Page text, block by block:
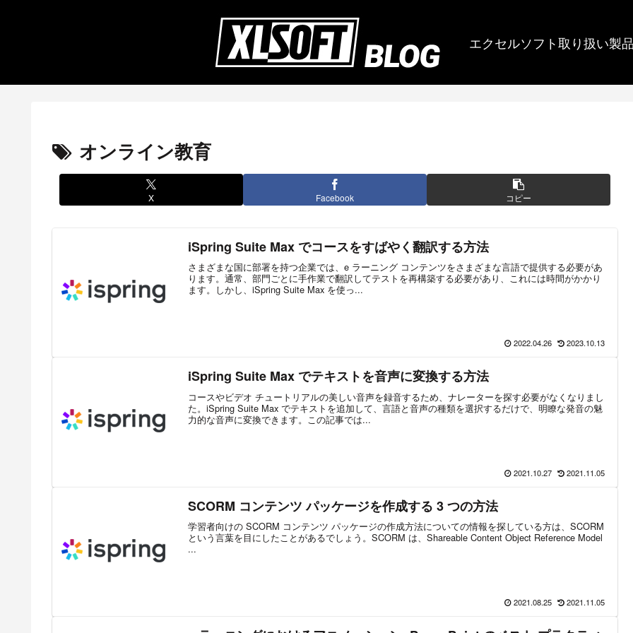
エクセルソフト取り扱い製
オンライン教育
X Facebook コピー
iSpring Suite Max でコースをすばやく翻訳する方法
さまざまな国に部署を持つ企業では、e ラーニング コンテンツをさまざまな言語で提供する必要があ
ります。通常、部門ごとに手作業で翻訳してテストを再構築する必要があり、これには時間がかかり
ます。しかし、iSpring Suite Max を使っ...
2022.04.26 2023.10.13
iSpring Suite Max でテキストを音声に変換する方法
コースやビデオ チュートリアルの美しい音声を録音するため、ナレーターを探す必要がなくなりまし
た。iSpring Suite Max でテキストを追加して、言語と音声の種類を選択するだけで、明瞭な発音の魅
力的な音声に変換できます。この記事では...
2021.10.27 2021.11.05
SCORM コンテンツ パッケージを作成する 3 つの方法
学習者向けの SCORM コンテンツ パッケージの作成方法についての情報を探している方は、SCORM
という言葉を目にしたことがあるでしょう。SCORM は、Shareable Content Object Reference Model
...
2021.08.25 2021.11.05